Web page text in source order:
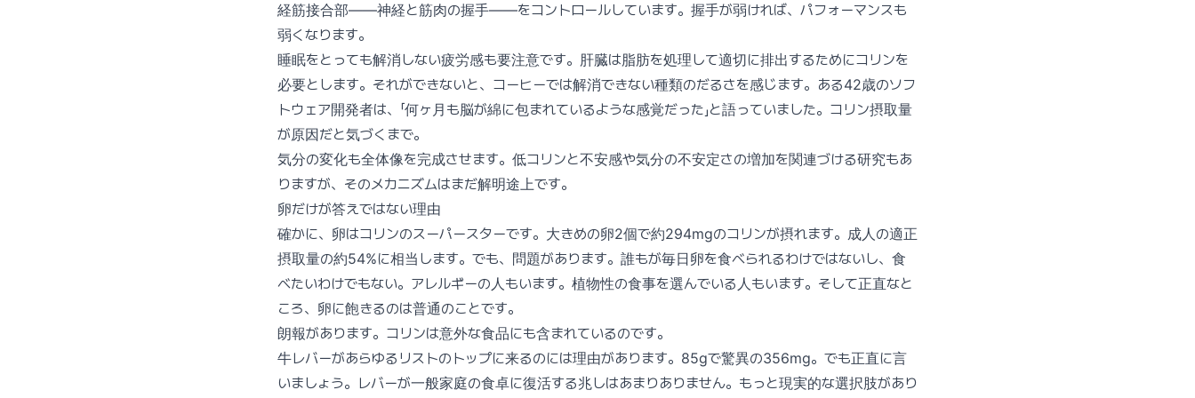
経筋接合部——神経と筋肉の握手——をコントロールしています。握手が弱ければ、パフォーマンスも
弱くなります。
睡眠をとっても解消しない疲労感も要注意です。肝臓は脂肪を処理して適切に排出するためにコリンを
必要とします。それができないと、コーヒーでは解消できない種類のだるさを感じます。ある42歳のソフ
トウェア開発者は、「何ヶ月も脳が綿に包まれているような感覚だった」と語っていました。コリン摂取量
が原因だと気づくまで。
気分の変化も全体像を完成させます。低コリンと不安感や気分の不安定さの増加を関連づける研究もあ
りますが、そのメカニズムはまだ解明途上です。
卵だけが答えではない理由
確かに、卵はコリンのスーパースターです。大きめの卵2個で約294mgのコリンが摂れます。成人の適正
摂取量の約54%に相当します。でも、問題があります。誰もが毎日卵を食べられるわけではないし、食
べたいわけでもない。アレルギーの人もいます。植物性の食事を選んでいる人もいます。そして正直なと
ころ、卵に飽きるのは普通のことです。
朗報があります。コリンは意外な食品にも含まれているのです。
牛レバーがあらゆるリストのトップに来るのには理由があります。85gで驚異の356mg。でも正直に言
いましょう。レバーが一般家庭の食卓に復活する兆しはあまりありません。もっと現実的な選択肢があり